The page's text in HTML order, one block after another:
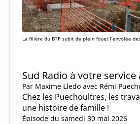
La filière du BTP subit de plein fouet l’envolée
Sud Radio à votre service
Par Maxime Lledo avec Rémi
Chez les Puechoultres, les
une histoire de famille !
Épisode du samedi 30 mai 2026